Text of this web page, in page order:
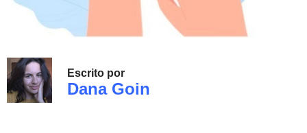
Escrito por
Dana Goin